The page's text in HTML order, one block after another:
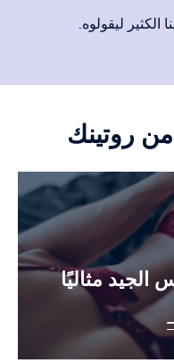
الكثير ليقولوه.
روتينك
مثاليًا